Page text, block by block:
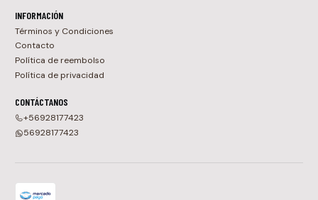
INFORMACIÓN
Términos y Condiciones
Contacto
Política de reembolso
Política de privacidad
CONTÁCTANOS
+56928177423
56928177423